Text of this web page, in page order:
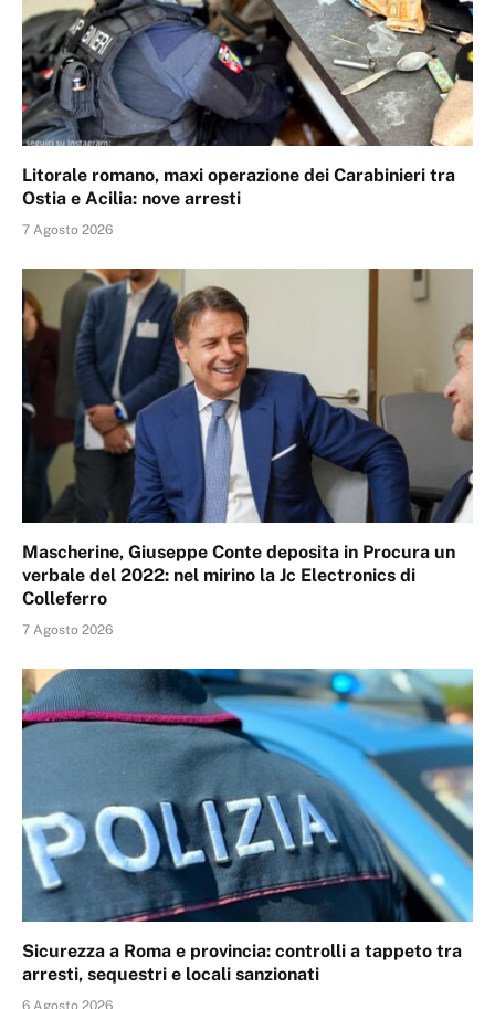
Litorale romano, maxi operazione dei Carabinieri tra
Ostia e Acilia: nove arresti
7 Agosto 2026
Mascherine, Giuseppe Conte deposita in Procura un
verbale del 2022: nel mirino la Jc Electronics di
Colleferro
7 Agosto 2026
Sicurezza a Roma e provincia: controlli a tappeto tra
arresti, sequestri e locali sanzionati
6 Agosto 2026